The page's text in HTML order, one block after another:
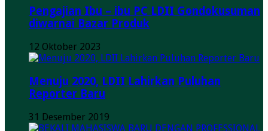
Pengajian Ibu – ibu PC LDII Gondokusuman
diwarnai Bazar Produk
12 Oktober 2023
Menuju 2020, LDII Lahirkan Puluhan
Reporter Baru
31 Desember 2019